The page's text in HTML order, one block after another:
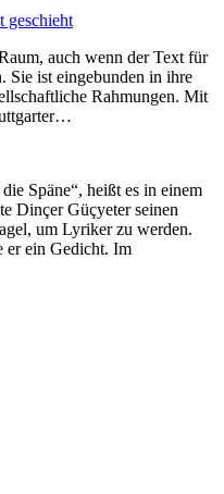
geschieht
auch wenn der Text für
Sie ist eingebunden in ihre
Rahmungen. Mit
Späne“, heißt es in einem
Dinçer Güçyeter seinen
um Lyriker zu werden.
er ein Gedicht. Im